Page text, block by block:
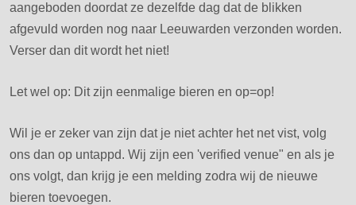
aangeboden doordat ze dezelfde dag dat de blikken
afgevuld worden nog naar Leeuwarden verzonden worden.
Verser dan dit wordt het niet!
Let wel op: Dit zijn eenmalige bieren en op=op!
Wil je er zeker van zijn dat je niet achter het net vist, volg
ons dan op untappd. Wij zijn een 'verified venue" en als je
ons volgt, dan krijg je een melding zodra wij de nieuwe
bieren toevoegen.